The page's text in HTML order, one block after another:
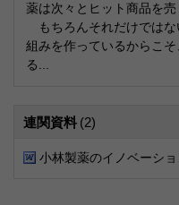
薬は次々とヒット商品を売
もちろんそれだけではな
組みを作っているからこ
る...
連関資料 (2)
小林製薬のイノベーショ